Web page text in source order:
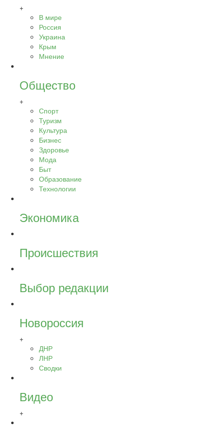
+
В мире
Россия
Украина
Крым
Мнение
Общество
+
Спорт
Туризм
Культура
Бизнес
Здоровье
Мода
Быт
Образование
Технологии
Экономика
Происшествия
Выбор редакции
Новороссия
+
ДНР
ЛНР
Сводки
Видео
+